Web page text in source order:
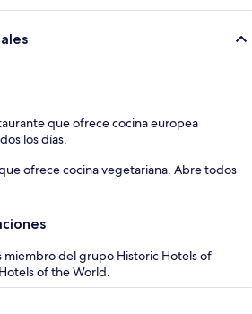
que ofrece cocina europea
los días.
ofrece cocina vegetariana. Abre todos
miembro del grupo Historic Hotels of
of the World.